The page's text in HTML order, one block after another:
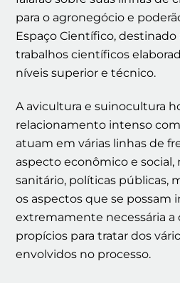
para o agronegócio e
Espaço Científico, destinado
trabalhos científicos
níveis superior e técnico.
A avicultura e suinocultura
relacionamento intenso
atuam em várias linhas de
aspecto econômico e
sanitário, políticas públicas,
os aspectos que se possam
extremamente necessária a
propícios para tratar dos
envolvidos no processo.